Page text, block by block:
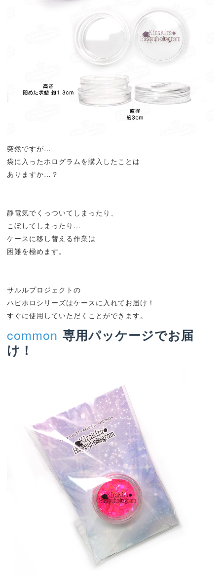
突然ですが…
袋に入ったホログラムを購入したことは
ありますか…？
静電気でくっついてしまったり、
こぼしてしまったり…
ケースに移し替える作業は
困難を極めます。
サルルプロジェクトの
ハピホロシリーズはケースに入れてお届け！
すぐに使用していただくことができます。
common 専用パッケージでお届
け！